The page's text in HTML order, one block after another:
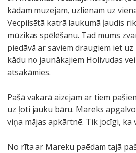
kādam muzejam, uzlienam uz
Vecpilsētā katrā laukumā ļaudis
mūzikas spēlēšanu. Tad mums
piedāvā ar saviem draugiem iet
kādu no jaunākajiem Holivudas
atsakāmies.
Pašā vakarā aizejam ar tiem
uz ļoti jauku bāru. Mareks
viņa mājas apkārtnē. Tik jocīgi, ka
No rīta ar Mareku paēdam tajā